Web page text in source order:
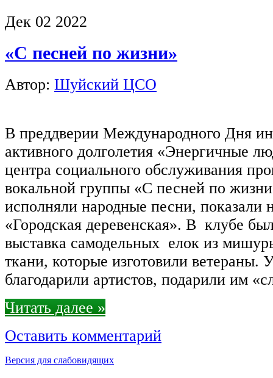
Дек 02 2022
«С песней по жизни»
Автор: Шуйский ЦСО
В преддверии Международного Дня
активного долголетия «Энергичные
центра социального обслуживания
вокальной группы «С песней по
исполняли народные песни, показали
«Городская деревенская». В клубе
выставка самодельных елок из
ткани, которые изготовили ветераны.
благодарили артистов, подарили им
Читать далее »
Оставить комментарий
Версия для слабовидящих